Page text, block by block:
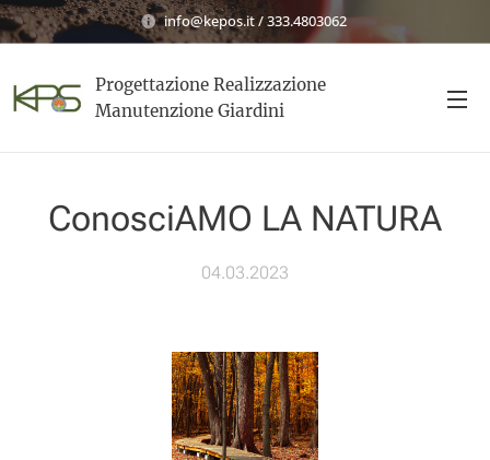
info@kepos.it / 333.4803062
Progettazione Realizzazione
Manutenzione Giardini
ConosciAMO LA NATURA
04.03.2023